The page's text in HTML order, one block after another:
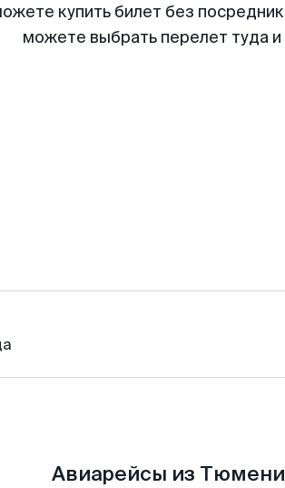
купить билет без
можете выбрать перелет туда
Авиарейсы из